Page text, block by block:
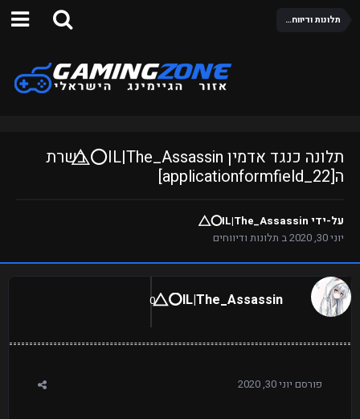
תלונות ודיווחים
תלונה כנגד אדמין IL|The_Assassin⭕⃤ בשרת
ה[applicationformfield_22]
על-ידי IL|The_Assassin⭕⃤
יוני 30, 2020
ב תלונות ודיווחים
IL|The_Assassin⭕⃤
0
פורסם יוני 30, 2020